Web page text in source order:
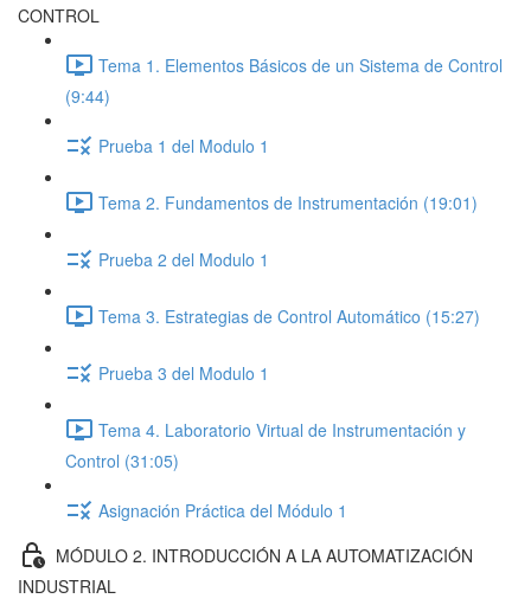
CONTROL
Tema 1. Elementos Básicos de un Sistema de Control
(9:44)
Prueba 1 del Modulo 1
Tema 2. Fundamentos de Instrumentación (19:01)
Prueba 2 del Modulo 1
Tema 3. Estrategias de Control Automático (15:27)
Prueba 3 del Modulo 1
Tema 4. Laboratorio Virtual de Instrumentación y
Control (31:05)
Asignación Práctica del Módulo 1
MÓDULO 2. INTRODUCCIÓN A LA AUTOMATIZACIÓN
INDUSTRIAL